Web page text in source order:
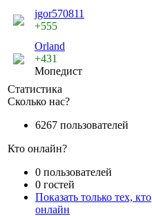
jgor570811
+555
Orland
+431
Мопедист
Статистика
Сколько нас?
6267 пользователей
Кто онлайн?
0 пользователей
0 гостей
Показать только тех, кто
онлайн